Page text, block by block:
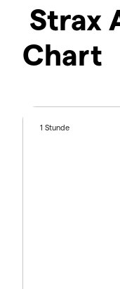
Strax
Chart
1 Stunde